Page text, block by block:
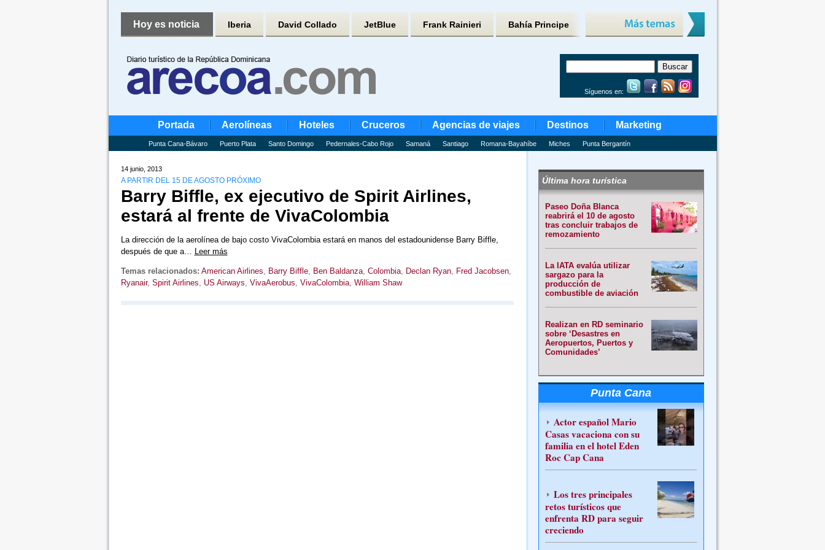
Hoy es noticia Iberia David Collado JetBlue Frank Rainieri Bahía Principe
Síguenos en:
Portada Aerolíneas Hoteles Cruceros Agencias de viajes Destinos Marketing
Punta Cana-Bávaro Puerto Plata Santo Domingo Pedernales-Cabo Rojo Samaná Santiago Romana-Bayahíbe Miches Punta Bergantín
14 junio, 2013
A PARTIR DEL 15 DE AGOSTO PRÓXIMO
Barry Biffle, ex ejecutivo de Spirit Airlines,
estará al frente de VivaColombia
La dirección de la aerolínea de bajo costo VivaColombia estará en manos del estadounidense Barry Biffle,
después de que a… Leer más
Temas relacionados: American Airlines, Barry Biffle, Ben Baldanza, Colombia, Declan Ryan, Fred Jacobsen,
Ryanair, Spirit Airlines, US Airways, VivaAerobus, VivaColombia, William Shaw
Última hora turística
Paseo Doña Blanca
reabrirá el 10 de agosto
tras concluir trabajos de
remozamiento
La IATA evalúa utilizar
sargazo para la
producción de
combustible de aviación
Realizan en RD seminario
sobre ‘Desastres en
Aeropuertos, Puertos y
Comunidades’
Punta Cana
Actor español Mario
Casas vacaciona con su
familia en el hotel Eden
Roc Cap Cana
Los tres principales
retos turísticos que
enfrenta RD para seguir
creciendo